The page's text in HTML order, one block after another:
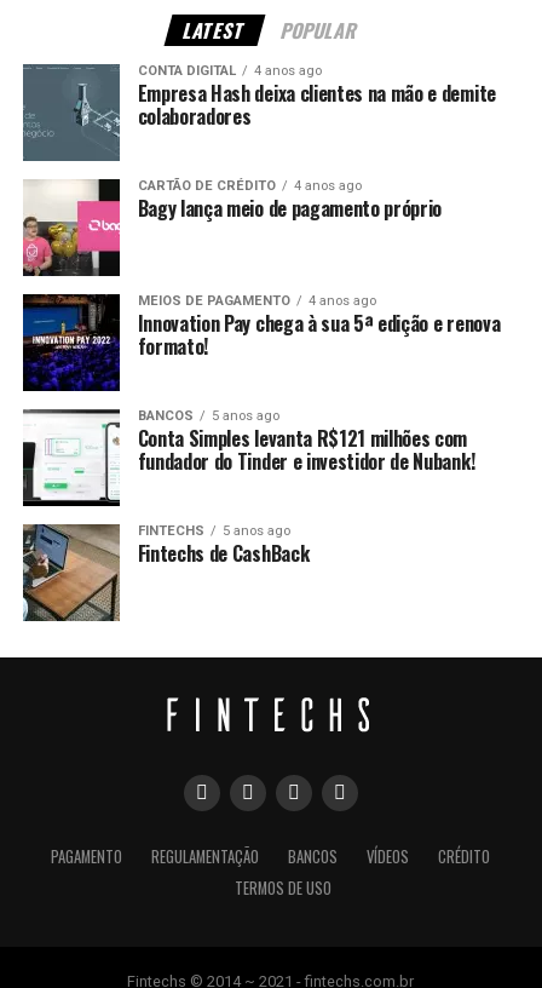
LATEST POPULAR
CONTA DIGITAL 4 anos ago
Empresa Hash deixa clientes na mão e demite
colaboradores
CARTÃO DE CRÉDITO 4 anos ago
Bagy lança meio de pagamento próprio
MEIOS DE PAGAMENTO 4 anos ago
Innovation Pay chega à sua 5ª edição e renova
formato!
BANCOS 5 anos ago
Conta Simples levanta R$121 milhões com
fundador do Tinder e investidor de Nubank!
FINTECHS 5 anos ago
Fintechs de CashBack
PAGAMENTO REGULAMENTAÇÃO BANCOS VÍDEOS
CRÉDITO
TERMOS DE USO
Fintechs © 2014 ~ 2021 - fintechs.com.br